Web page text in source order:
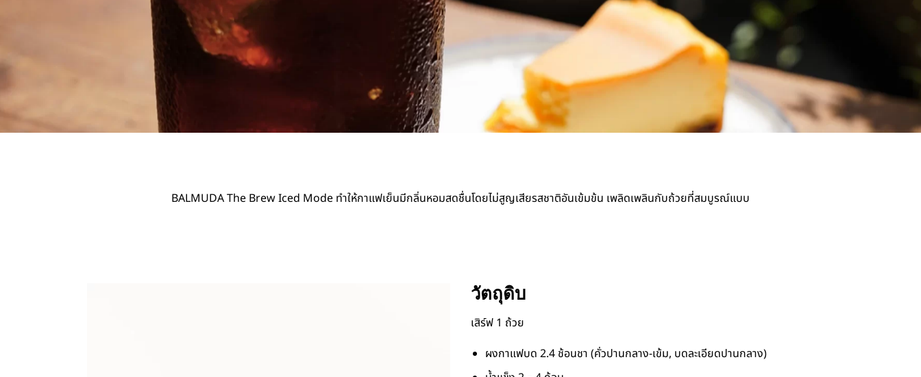
BALMUDA The Brew Iced Mode ทำให้กาแฟเย็นมีกลิ่นหอมสดชื่นโดยไม่สูญเสียรสชาติอันเข้มข้น เพลิดเพลินกับถ้วยที่สมบูรณ์แบบ
วัตถุดิบ
เสิร์ฟ 1 ถ้วย
ผงกาแฟบด 2.4 ช้อนชา (คั่วปานกลาง-เข้ม, บดละเอียดปานกลาง)